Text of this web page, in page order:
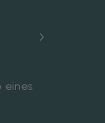
eines